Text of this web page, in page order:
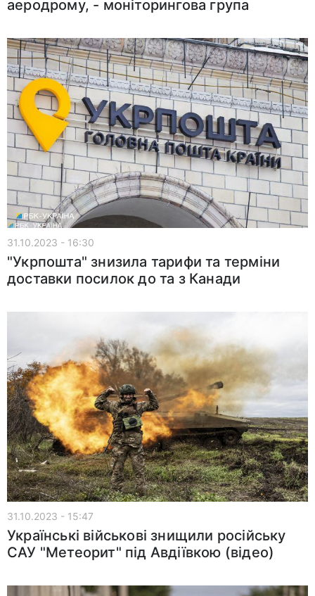
аеродрому, - моніторингова група
31.10.2023 - 16:30
"Укрпошта" знизила тарифи та терміни
доставки посилок до та з Канади
31.10.2023 - 15:47
Українські військові знищили російську
САУ "Метеорит" під Авдіївкою (відео)